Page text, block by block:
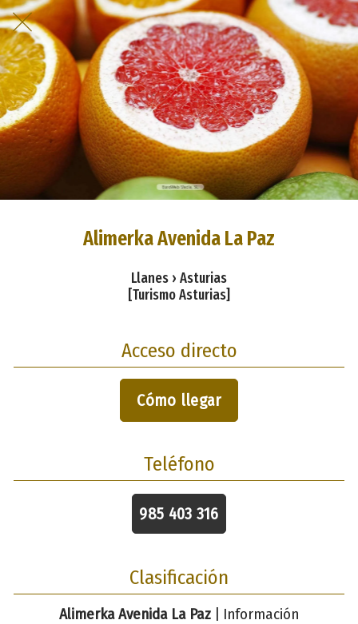
Alimerka Avenida La Paz
Llanes › Asturias
[Turismo Asturias]
Acceso directo
Cómo llegar
Teléfono
985 403 316
Clasificación
Alimerka Avenida La Paz | Información